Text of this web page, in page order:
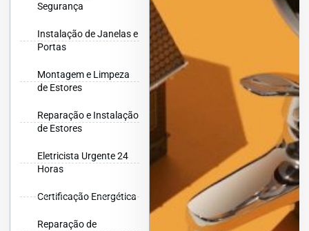
Segurança
Instalação de Janelas e
Portas
Montagem e Limpeza
de Estores
Reparação e Instalação
de Estores
Eletricista Urgente 24
Horas
Certificação Energética
Reparação de